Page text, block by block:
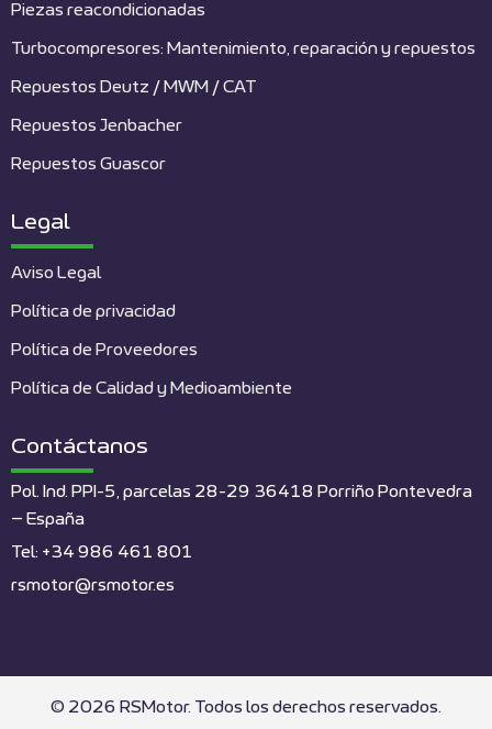
Piezas reacondicionadas
Turbocompresores: Mantenimiento, reparación y repuestos
Repuestos Deutz / MWM / CAT
Repuestos Jenbacher
Repuestos Guascor
Legal
Aviso Legal
Política de privacidad
Política de Proveedores
Política de Calidad y Medioambiente
Contáctanos
Pol. Ind. PPI-5, parcelas 28-29 36418 Porriño Pontevedra
– España
Tel: +34 986 461 801
rsmotor@rsmotor.es
© 2026 RSMotor. Todos los derechos reservados.